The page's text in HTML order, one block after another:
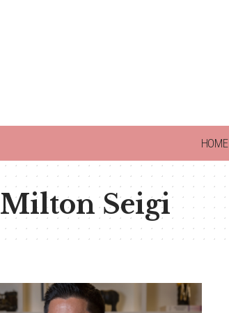
HOME
Milton Seigi